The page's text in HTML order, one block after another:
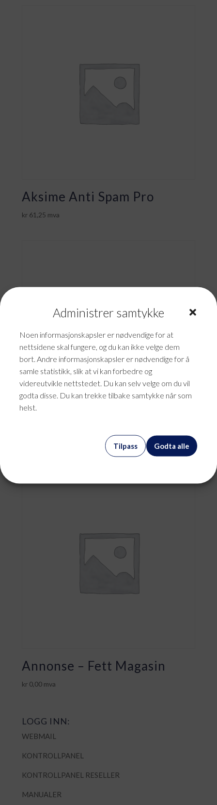
Administrer samtykke
Noen informasjonskapsler er nødvendige for at
nettsidene skal fungere, og du kan ikke velge dem
bort. Andre informasjonskapsler er nødvendige for å
samle statistikk, slik at vi kan forbedre og
videreutvikle nettstedet. Du kan selv velge om du vil
godta disse. Du kan trekke tilbake samtykke når som
helst.
Godta alle
Tilpass
Aksime Anti Spam Pro
kr61,25 mva
Konsulent Patrick
Annonse – Fett Magasin
kr0,00 mva
LOGG INN:
WEBMAIL
KONTROLLPANEL
KONTROLLPANEL RESELLER
MANUALER